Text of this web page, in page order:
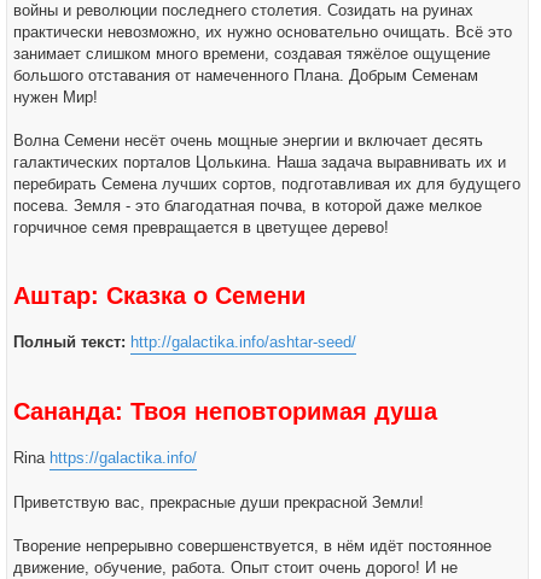
войны и революции последнего столетия. Созидать на руинах
практически невозможно, их нужно основательно очищать. Всё это
занимает слишком много времени, создавая тяжёлое ощущение
большого отставания от намеченного Плана. Добрым Семенам
нужен Мир!
Волна Семени несёт очень мощные энергии и включает десять
галактических порталов Цолькина. Наша задача выравнивать их и
перебирать Семена лучших сортов, подготавливая их для будущего
посева. Земля - это благодатная почва, в которой даже мелкое
горчичное семя превращается в цветущее дерево!
Аштар: Сказка о Семени
Полный текст: http://galactika.info/ashtar-seed/
Сананда: Твоя неповторимая душа
Rina https://galactika.info/
Приветствую вас, прекрасные души прекрасной Земли!
Творение непрерывно совершенствуется, в нём идёт постоянное
движение, обучение, работа. Опыт стоит очень дорого! И не